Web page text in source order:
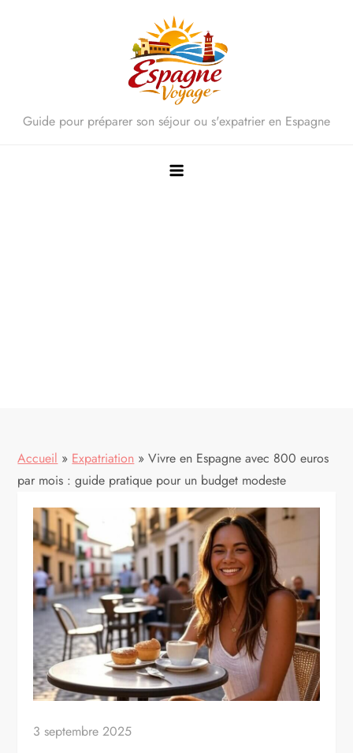
Guide pour préparer son séjour ou s'expatrier en Espagne
Accueil » Expatriation » Vivre en Espagne avec 800 euros
par mois : guide pratique pour un budget modeste
3 septembre 2025